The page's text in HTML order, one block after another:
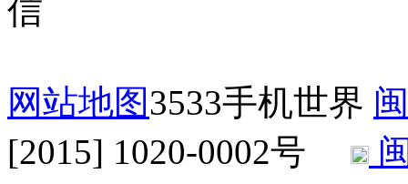
网站地图3533手机世界
[2015] 1020-0002号